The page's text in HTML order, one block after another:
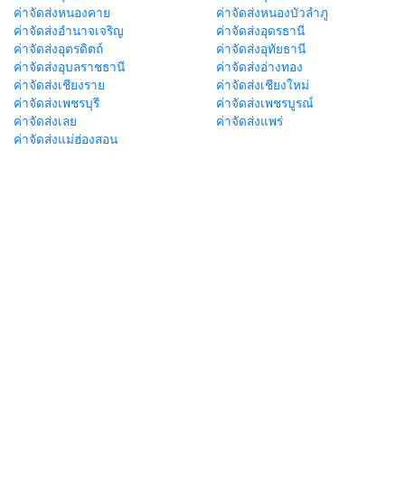
ค่าจัดส่งหนองคาย
ค่าจัดส่งหนองบัวลำภู
ค่าจัดส่งอำนาจเจริญ
ค่าจัดส่งอุดรธานี
ค่าจัดส่งอุตรดิตถ์
ค่าจัดส่งอุทัยธานี
ค่าจัดส่งอุบลราชธานี
ค่าจัดส่งอ่างทอง
ค่าจัดส่งเชียงราย
ค่าจัดส่งเชียงใหม่
ค่าจัดส่งเพชรบุรี
ค่าจัดส่งเพชรบูรณ์
ค่าจัดส่งเลย
ค่าจัดส่งแพร่
ค่าจัดส่งแม่ฮ่องสอน